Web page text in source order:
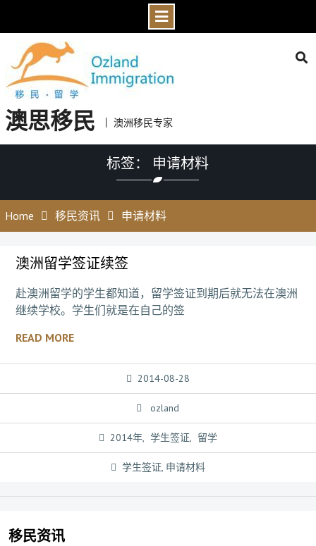
content
澳思移民 澳洲移民专家
标签： 申请材料
Home 移民资讯 申请材料
澳洲留学签证续签
赴澳洲留学的学生都知道，留学签证到期后就无法在澳洲
继续学校。学生们就是在自己的签
READ MORE
2014-08-28
ozland
2014年, 学生签证, 留学
学生签证, 申请材料
移民资讯